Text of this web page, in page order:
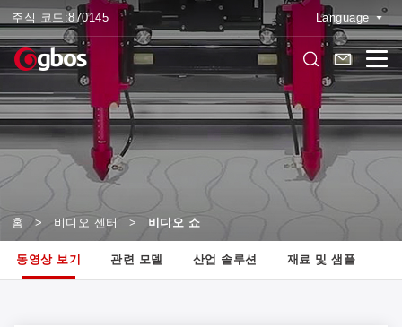
주식 코드:870145 Language
홈 > 비디오 센터 > 비디오 쇼
동영상 보기 관련 모델 산업 솔루션 재료 및 샘플